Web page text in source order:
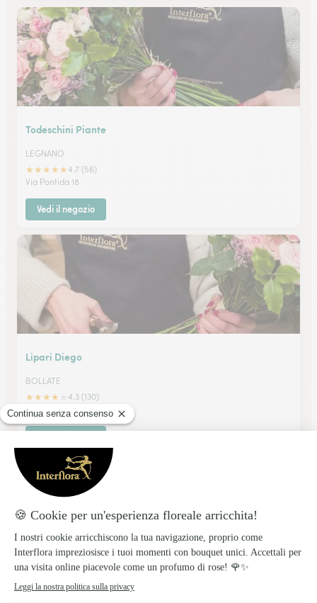
Todeschini Piante
LEGNANO
★★★★★4.7 (56)
Via Pontida 18
Vedi il negozio
Lipari Diego
BOLLATE
★★★★
4.3 (130)
Via Roma 32
La Riviera Dei Fiori Di Schlegel Massimiliano